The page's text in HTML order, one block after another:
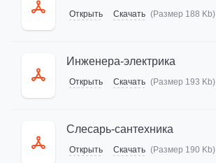
Открыть Скачать (Размер 188 Kb)
Инженера-электрика
Открыть Скачать (Размер 193 Kb)
Слесарь-сантехника
Открыть Скачать (Размер 190 Kb)